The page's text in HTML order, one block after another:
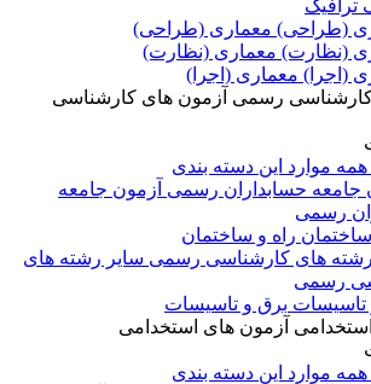
ترافیک
معماری (طراحی)
معماری (نظارت)
معماری (اجرا)
آزمون های کارشناسی
موارد این دسته بندی
آزمون جامعه
رسمی
راه و ساختمان
سایر رشته های
رسمی
برق و تاسيسات
آزمون های استخدامی
موارد این دسته بندی